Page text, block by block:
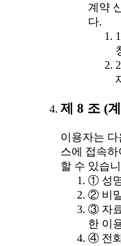
계약
다.
제 8 조 (
이용자는 다
스에 접속
할 수 있습
① 성
② 비
③ 자
한 이
④ 전